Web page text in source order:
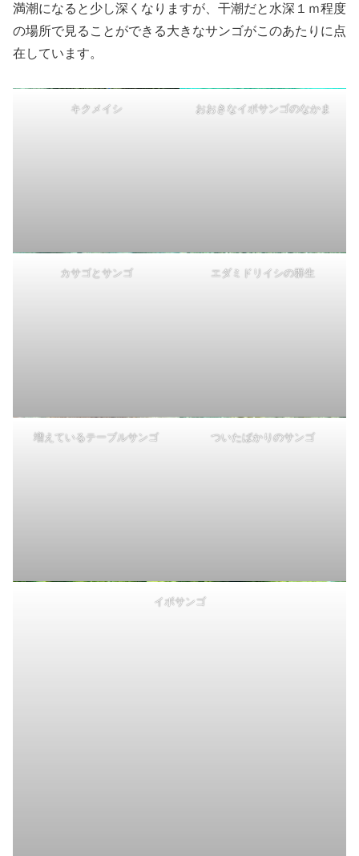
満潮になると少し深くなりますが、干潮だと水深１ｍ程度
の場所で見ることができる大きなサンゴがこのあたりに点
在しています。
キクメイシ おおきなイボサンゴのなかま
カサゴとサンゴ エダミドリイシの群生
増えているテーブルサンゴ ついたばかりのサンゴ
イボサンゴ